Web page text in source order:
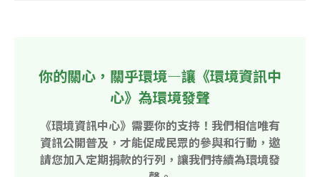
你的關心，關乎環境—讓《環境資訊中
心》為環境發聲
《環境資訊中心》需要你的支持！我們相信唯有
資訊公開普及，才能促成民眾的參與和行動，邀
請您加入定期捐款的行列，讓我們持續為環境發